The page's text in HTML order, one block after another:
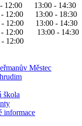
- 12:00 13:00 - 14:30
- 12:00 13:00 - 18:30
- 12:00 13:00 - 14:30
- 12:00 13:00 - 14:30
- 12:00
Městec
škola
informace